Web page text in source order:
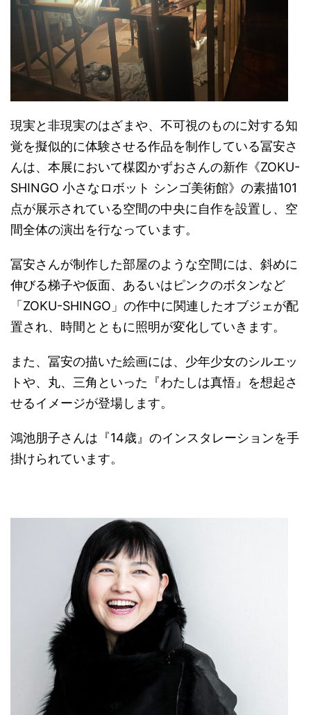
現実と非現実のはざまや、不可視のものに対する知
覚を擬似的に体験させる作品を制作している冨安さ
んは、本展において楳図かずおさんの新作《ZOKU-
SHINGO 小さなロボット シンゴ美術館》の素描101
点が展示されている空間の中央に自作を設置し、空
間全体の演出を行なっています。
冨安さんが制作した部屋のような空間には、斜めに
伸びる梯子や仮面、あるいはピンクのボタンなど
「ZOKU-SHINGO」の作中に関連したオブジェが配
置され、時間とともに照明が変化していきます。
また、冨安の描いた絵画には、少年少女のシルエッ
トや、丸、三角といった『わたしは真悟』を想起さ
せるイメージが登場します。
鴻池朋子さんは『14歳』のインスタレーションを手
掛けられています。